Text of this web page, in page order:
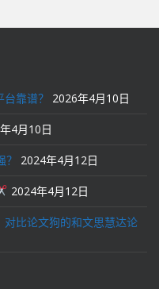
靠谱？ 2026年4月10日
4月10日
2024年4月12日
2024年4月12日
比论文狗的和文思慧达论